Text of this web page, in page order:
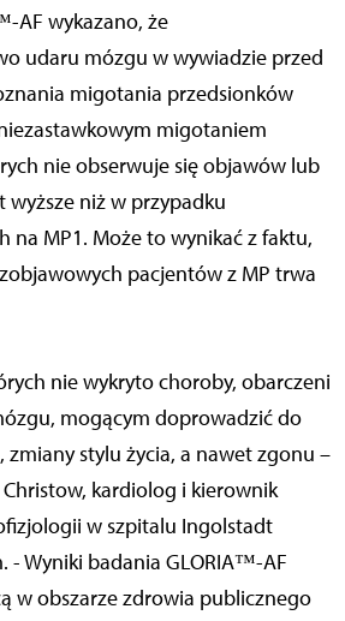
AF wykazano, że
udaru mózgu w wywiadzie przed
migotania przedsionków
migotaniem
nie obserwuje się objawów lub
wyższe niż w przypadku
na MP1. Może to wynikać z faktu,
pacjentów z MP trwa
nie wykryto choroby, obarczeni
mogącym doprowadzić do
zmiany stylu życia, a nawet zgonu –
kardiolog i kierownik
w szpitalu Ingolstadt
- Wyniki badania GLORIA™-AF
w obszarze zdrowia publicznego